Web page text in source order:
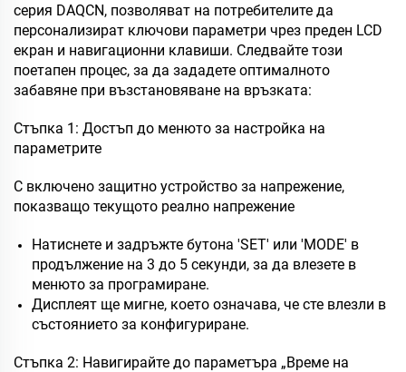
серия DAQCN, позволяват на потребителите да
персонализират ключови параметри чрез преден LCD
екран и навигационни клавиши. Следвайте този
поетапен процес, за да зададете оптималното
забавяне при възстановяване на връзката:
Стъпка 1: Достъп до менюто за настройка на
параметрите
С включено защитно устройство за напрежение,
показващо текущото реално напрежение
Натиснете и задръжте бутона 'SET' или 'MODE' в
продължение на 3 до 5 секунди, за да влезете в
менюто за програмиране.
Дисплеят ще мигне, което означава, че сте влезли в
състоянието за конфигуриране.
Стъпка 2: Навигирайте до параметъра „Време на